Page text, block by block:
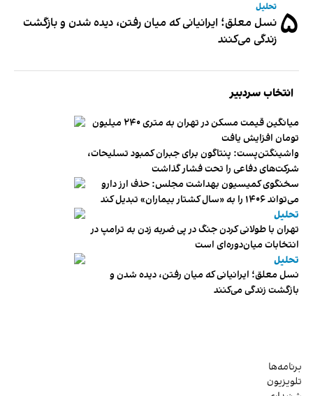
۵ تحلیل
نسل معلق؛ ایرانیانی که میان رفتن، دیده شدن و بازگشت
زندگی می‌کنند
انتخاب سردبیر
میانگین قیمت مسکن در تهران به متری ۲۴۰ میلیون
تومان افزایش یافت
واشینگتن‌پست: پنتاگون برای جبران کمبود تسلیحات،
شرکت‌های دفاعی را تحت فشار گذاشت
سخنگوی کمیسیون بهداشت مجلس: حذف ارز دارو
می‌تواند ۱۴۰۶ را به «سال کشتار بیماران» تبدیل کند
تحلیل
تهران با طولانی کردن جنگ در پی ضربه زدن به ترامپ در
انتخابات میان‌دوره‌ای است
تحلیل
نسل معلق؛ ایرانیانی که میان رفتن، دیده شدن و
بازگشت زندگی می‌کنند
برنامه‌ها
تلویزیون